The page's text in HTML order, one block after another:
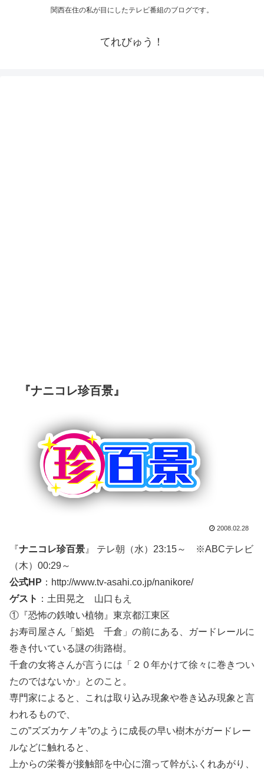
関西在住の私が目にしたテレビ番組のブログです。
てれびゅう！
『ナニコレ珍百景』
2008.02.28
『ナニコレ珍百景 』 テレ朝（水）23:15～ ※ABCテレビ
（木）00:29～
公式HP ：http://www.tv-asahi.co.jp/nanikore/
ゲスト ：土田晃之 山口もえ
①『恐怖の鉄喰い植物』東京都江東区
お寿司屋さん「鮨処 千倉」の前にある、ガードレールに
巻き付いている謎の街路樹。
千倉の女将さんが言うには「２０年かけて徐々に巻きつい
たのではないか」とのこと。
専門家によると、これは取り込み現象や巻き込み現象と言
われるもので、
この”ズズカケノキ”のように成長の早い樹木がガードレー
ルなどに触れると、
上からの栄養が接触部を中心に溜って幹がふくれあがり、